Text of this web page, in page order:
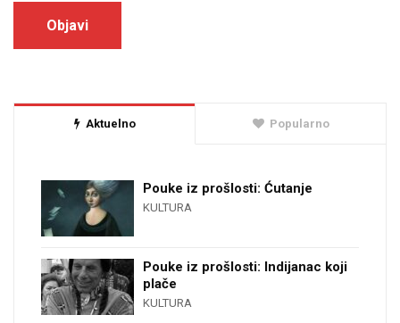
Aktuelno Popularno
Pouke iz prošlosti: Ćutanje
KULTURA
Pouke iz prošlosti: Indijanac koji
plače
KULTURA